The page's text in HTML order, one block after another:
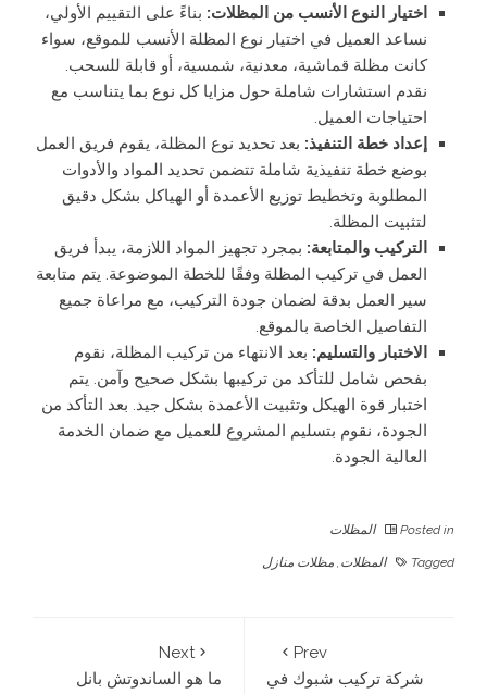
اختيار النوع الأنسب من المظلات: بناءً على التقييم الأولي،
نساعد العميل في اختيار نوع المظلة الأنسب للموقع، سواء
كانت مظلة قماشية، معدنية، شمسية، أو قابلة للسحب.
نقدم استشارات شاملة حول مزايا كل نوع بما يتناسب مع
احتياجات العميل.
إعداد خطة التنفيذ: بعد تحديد نوع المظلة، يقوم فريق العمل
بوضع خطة تنفيذية شاملة تتضمن تحديد المواد والأدوات
المطلوبة وتخطيط توزيع الأعمدة أو الهياكل بشكل دقيق
لتثبيت المظلة.
التركيب والمتابعة: بمجرد تجهيز المواد اللازمة، يبدأ فريق
العمل في تركيب المظلة وفقًا للخطة الموضوعة. يتم متابعة
سير العمل بدقة لضمان جودة التركيب، مع مراعاة جميع
التفاصيل الخاصة بالموقع.
الاختبار والتسليم: بعد الانتهاء من تركيب المظلة، نقوم
بفحص شامل للتأكد من تركيبها بشكل صحيح وآمن. يتم
اختبار قوة الهيكل وتثبيت الأعمدة بشكل جيد. بعد التأكد من
الجودة، نقوم بتسليم المشروع للعميل مع ضمان الخدمة
العالية الجودة.
Posted in المظلات
Tagged المظلات , مظلات منازل
Prev
شركة تركيب شبوك في
Next
ما هو الساندوتش بانل